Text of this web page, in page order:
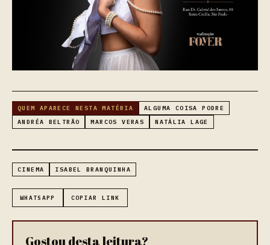
QUEM APARECE NESTA MATÉRIA
ALGUMA COISA PODRE
ANDRÉA BELTRÃO
MARCOS VERAS NATÁLIA LAGE
CINEMA ISABEL BRANQUINHA
WHATSAPP COPIAR LINK
Gostou desta leitura?